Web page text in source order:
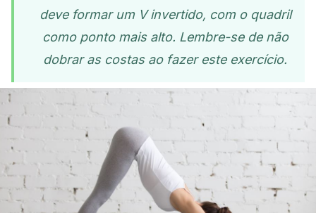
deve formar um V invertido, com o quadril
como ponto mais alto. Lembre-se de não
dobrar as costas ao fazer este exercício.